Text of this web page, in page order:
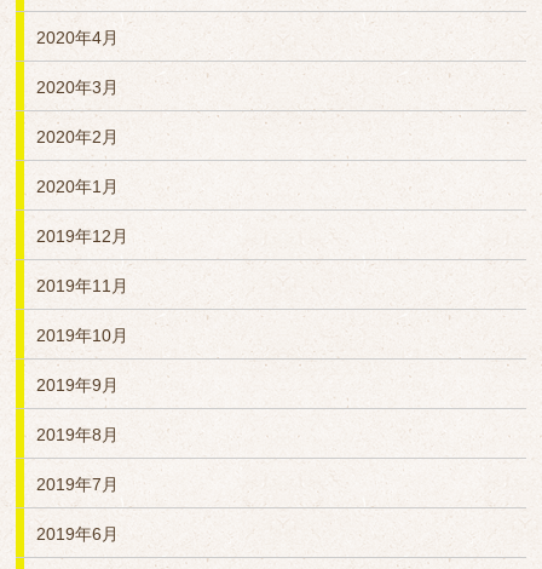
2020年4月
2020年3月
2020年2月
2020年1月
2019年12月
2019年11月
2019年10月
2019年9月
2019年8月
2019年7月
2019年6月